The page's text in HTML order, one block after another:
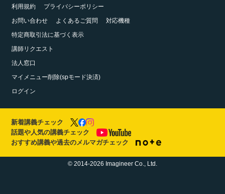
利用規約
プライバシーポリシー
お問い合わせ
よくあるご質問
対応機種
特定商取引法に基づく表示
講師リクエスト
法人窓口
マイメニュー削除(spモード決済)
ログイン
新着講義チェック
話題や人気の講義チェック
おすすめ講義や過去のメルマガチェック
© 2014-2026 Imagineer Co., Ltd.